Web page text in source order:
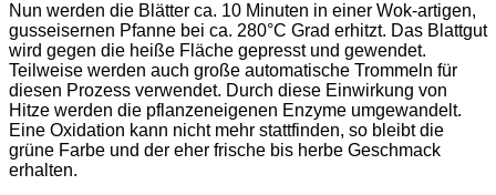
Nun werden die Blätter ca. 10 Minuten in einer Wok-artigen,
gusseisernen Pfanne bei ca. 280°C Grad erhitzt. Das Blattgut
wird gegen die heiße Fläche gepresst und gewendet.
Teilweise werden auch große automatische Trommeln für
diesen Prozess verwendet. Durch diese Einwirkung von
Hitze werden die pflanzeneigenen Enzyme umgewandelt.
Eine Oxidation kann nicht mehr stattfinden, so bleibt die
grüne Farbe und der eher frische bis herbe Geschmack
erhalten.